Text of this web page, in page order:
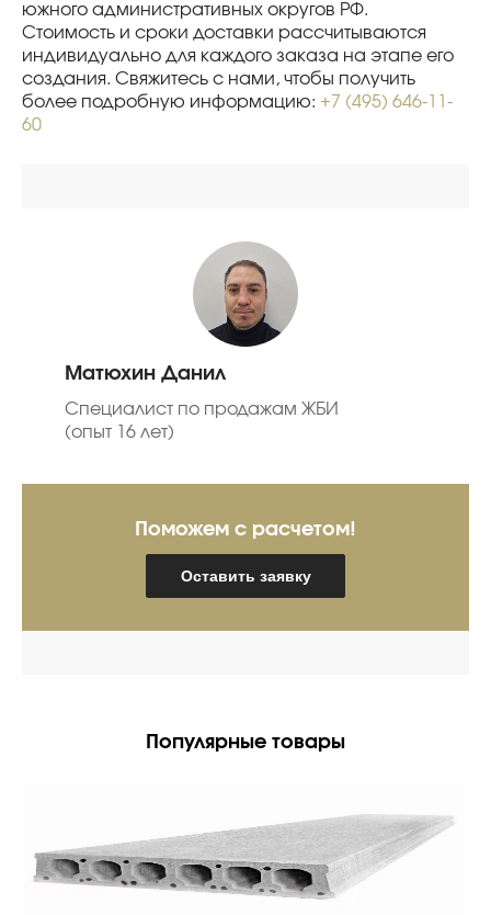
южного административных округов РФ.
Стоимость и сроки доставки рассчитываются
индивидуально для каждого заказа на этапе его
создания. Свяжитесь с нами, чтобы получить
более подробную информацию: +7 (495) 646-11-
60
Матюхин Данил
Специалист по продажам ЖБИ
(опыт 16 лет)
Поможем с расчетом!
Оставить заявку
Популярные товары